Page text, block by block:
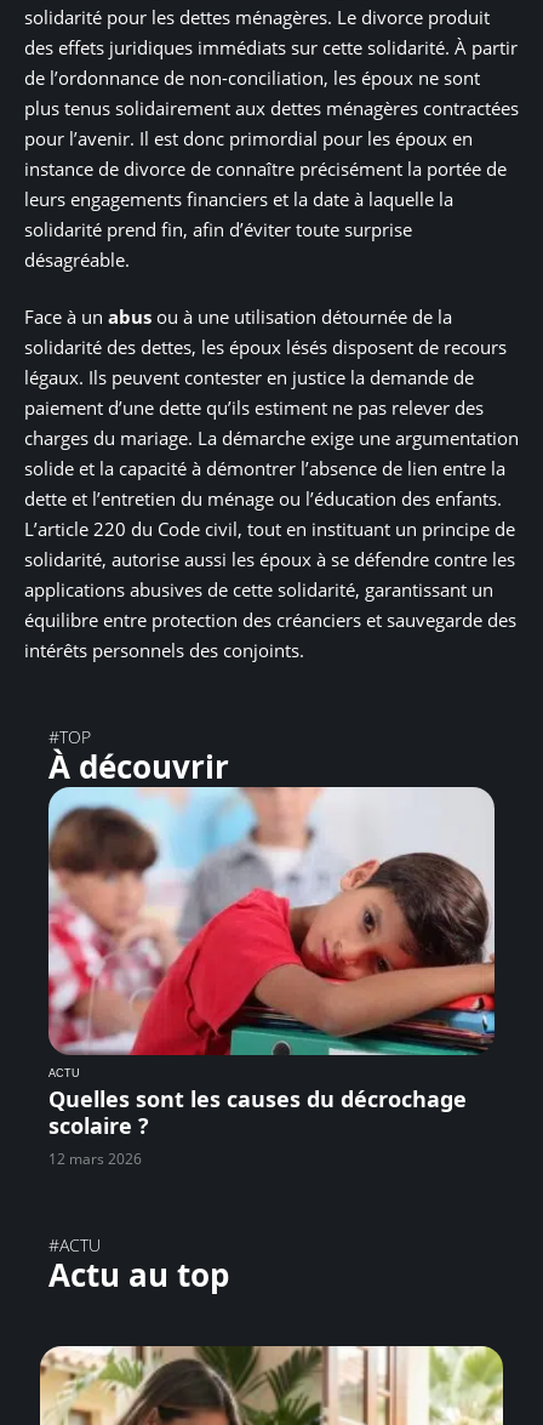
solidarité pour les dettes ménagères. Le divorce produit
des effets juridiques immédiats sur cette solidarité. À partir
de l’ordonnance de non-conciliation, les époux ne sont
plus tenus solidairement aux dettes ménagères contractées
pour l’avenir. Il est donc primordial pour les époux en
instance de divorce de connaître précisément la portée de
leurs engagements financiers et la date à laquelle la
solidarité prend fin, afin d’éviter toute surprise
désagréable.
Face à un abus ou à une utilisation détournée de la
solidarité des dettes, les époux lésés disposent de recours
légaux. Ils peuvent contester en justice la demande de
paiement d’une dette qu’ils estiment ne pas relever des
charges du mariage. La démarche exige une argumentation
solide et la capacité à démontrer l’absence de lien entre la
dette et l’entretien du ménage ou l’éducation des enfants.
L’article 220 du Code civil, tout en instituant un principe de
solidarité, autorise aussi les époux à se défendre contre les
applications abusives de cette solidarité, garantissant un
équilibre entre protection des créanciers et sauvegarde des
intérêts personnels des conjoints.
#TOP
À découvrir
ACTU
Quelles sont les causes du décrochage
scolaire ?
12 mars 2026
#ACTU
Actu au top